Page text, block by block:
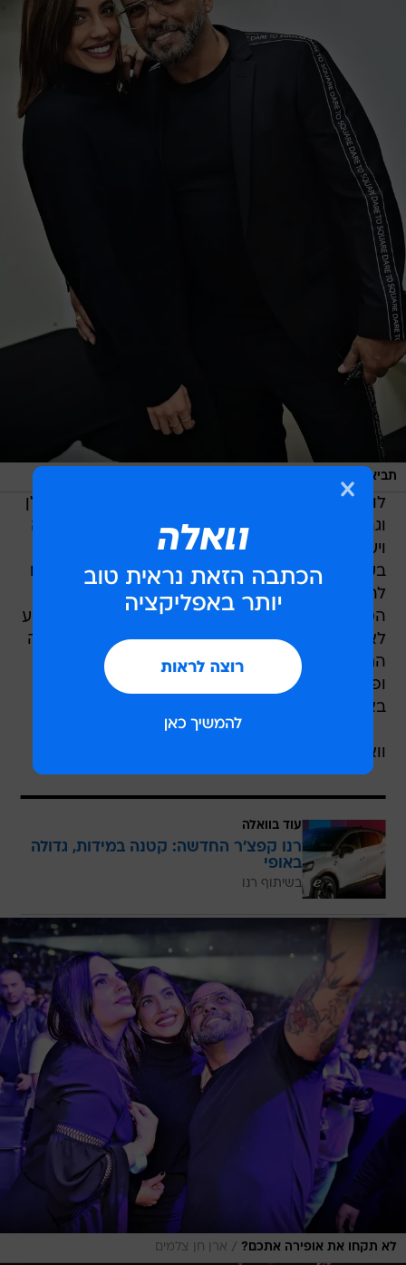
תביאו טובלרון
לוואלה! סלבס נודע כי בסוף השבוע הקרוב יארזו גולן
וגרינברג את המזוודות, יעשו צ'ק אין בשדה התעופה
ויעלו על מטוס שייקח אותם לעיר הכי ישראלית
בעולם, הלא היא בוקרשט. אז לא, השניים לא נוסעים
להמר או לחגוג מסיבת רווקים לאחד החברים -
הסיבה לנסיעה היא הופעה של הזמיר, שנבחר השבוע
לאמן המושמע של 2018 על פי אקו"ם, ואילו החברה
החדשה תתלווה לנסיעה כך שהשניים יערבבו ביזנס
ופלז'ר. אל דאגה, את השנה החדשה הם כבר יקבלו
בארץ הקודש, בנשיקה לוהטת בחצות.
וואלה! סלבס טסה לבוקרשט רק בשביל ההימורים.
עוד בוואלה
רנו קפצ'ר החדשה: קטנה במידות, גדולה
באופי
בשיתוף רנו
לא תקחו את אופירה אתכם? / ארן חן צלמים